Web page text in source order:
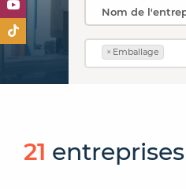
× Emballage
21 entreprises